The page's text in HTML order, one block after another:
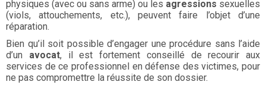
physiques (avec ou sans arme) ou les agressions sexuelles
(viols, attouchements, etc.), peuvent faire l’objet d’une
réparation.
Bien qu’il soit possible d’engager une procédure sans l’aide
d’un avocat, il est fortement conseillé de recourir aux
services de ce professionnel en défense des victimes, pour
ne pas compromettre la réussite de son dossier.